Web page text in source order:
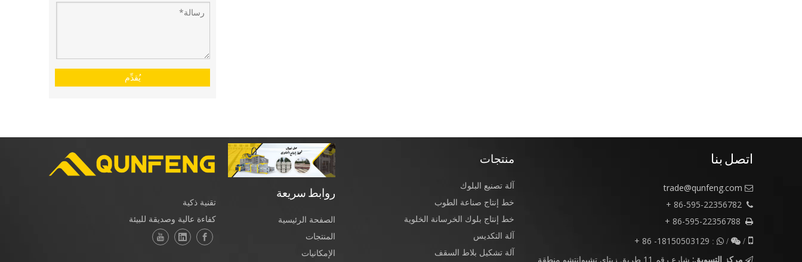
يُقدِّم
تقنية ذكية
كفاءة عالية وصديقة للبيئة
روابط سريعة
الصفحة الرئيسية
المنتجات
الإمكانيات
منتجات
آلة تصنيع البلوك
خط إنتاج صناعة الطوب
خط إنتاج بلوك الخرسانة الخلوية
آلة التكديس
آلة تشكيل بلاط السقف
اتصل بنا

trade@qunfeng.com



/

/  :
18150503129- 86 +
 مركز التسويق: شارع رقم 11 طريق زيتاي تشيوانتشو منطقة